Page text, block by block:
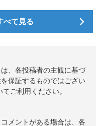
べて見る
、各投稿者の主観に基づ
保証するものではござい
ご利用ください。
メントがある場合は、各